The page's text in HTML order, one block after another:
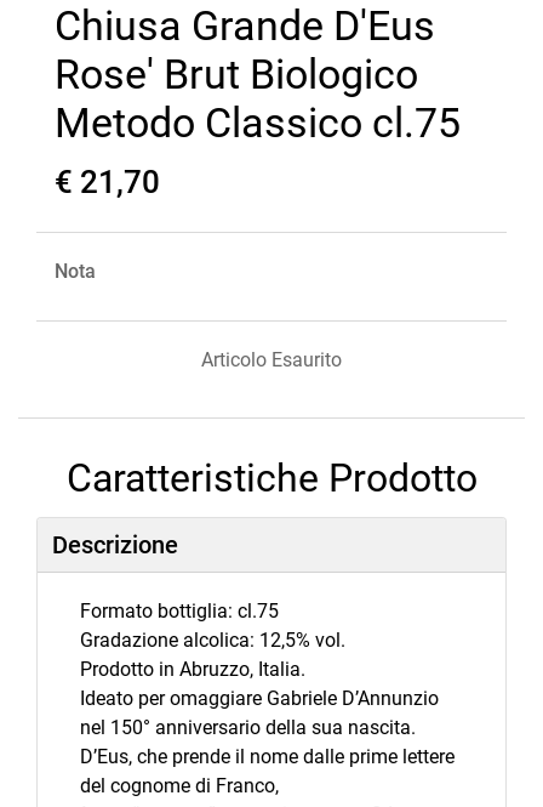
Chiusa Grande D'Eus
Rose' Brut Biologico
Metodo Classico cl.75
€ 21,70
Nota
Articolo Esaurito
Caratteristiche Prodotto
Descrizione
Formato bottiglia: cl.75
Gradazione alcolica: 12,5% vol.
Prodotto in Abruzzo, Italia.
Ideato per omaggiare Gabriele D’Annunzio
nel 150° anniversario della sua nascita.
D’Eus, che prende il nome dalle prime lettere
del cognome di Franco,